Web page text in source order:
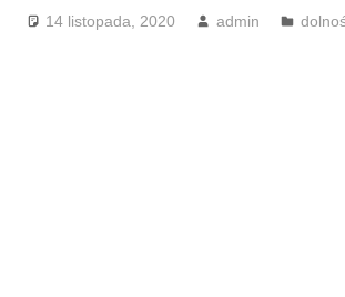
14 listopada, 2020 admin